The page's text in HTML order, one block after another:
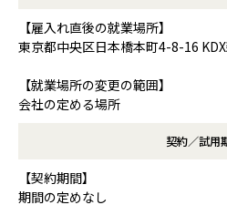
【雇入れ直後の就業場所】
東京都中央区日本橋本町4-8-16
【就業場所の変更の範囲】
会社の定める場所
契約／試用
【契約期間】
期間の定めなし